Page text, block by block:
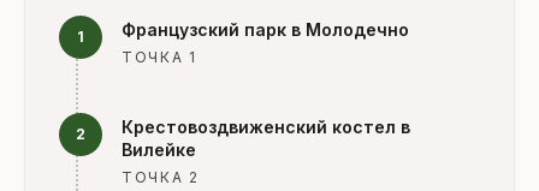
1 Французский парк в Молодечно
ТОЧКА 1
2
Крестовоздвиженский костел в
Вилейке
ТОЧКА 2